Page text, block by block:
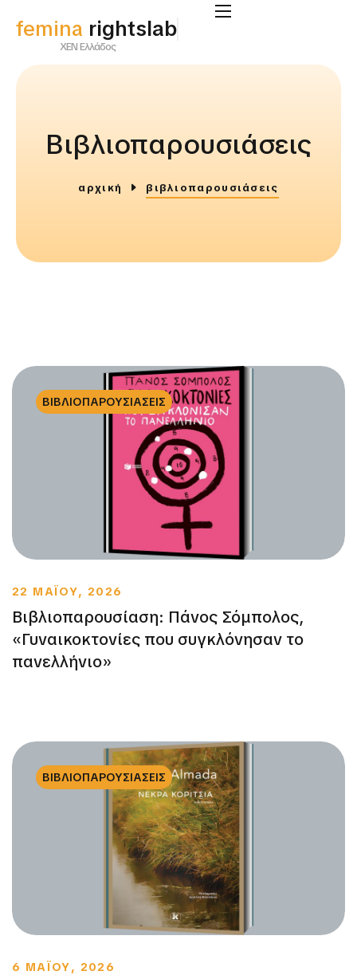
femina rightslab
ΧΕΝ Ελλάδος
Βιβλιοπαρουσιάσεις
αρχική βιβλιοπαρουσιάσεις
ΒΙΒΛΙΟΠΑΡΟΥΣΙΑΣΕΙΣ
22 ΜΑΪΟΥ, 2026
Βιβλιοπαρουσίαση: Πάνος Σόμπολος,
«Γυναικοκτονίες που συγκλόνησαν το
πανελλήνιο»
ΒΙΒΛΙΟΠΑΡΟΥΣΙΑΣΕΙΣ
6 ΜΑΪΟΥ, 2026